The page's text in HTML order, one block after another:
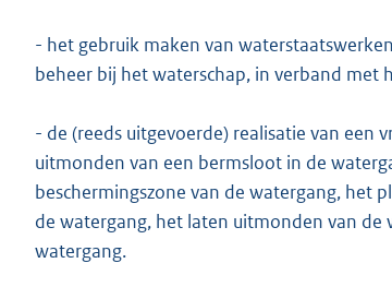
- het gebruik maken van
beheer bij het waterschap, in verband met
- de (reeds uitgevoerde) realisatie van een
uitmonden van een bermsloot in de
beschermingszone van de watergang, het
de watergang, het laten uitmonden van de
watergang.